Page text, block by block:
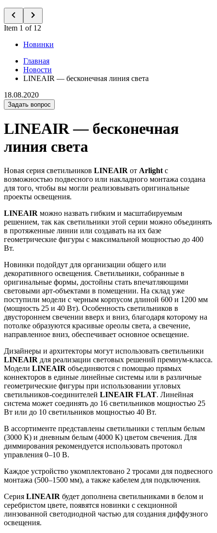
Item 1 of 12
Новинки
Главная
Новости
LINEAIR — бесконечная линия света
18.08.2020
Задать вопрос
LINEAIR — бесконечная
линия света
Новая серия светильников LINEAIR от Arlight с
возможностью подвесного или накладного монтажа создана
для того, чтобы вы могли реализовывать оригинальные
проекты освещения.
LINEAIR можно назвать гибким и масштабируемым
решением, так как светильники этой серии можно объединять
в протяженные линии или создавать на их базе
геометрические фигуры с максимальной мощностью до 400
Вт.
Новинки подойдут для организации общего или
декоративного освещения. Светильники, собранные в
оригинальные формы, достойны стать впечатляющими
световыми арт-объектами в помещении. На склад уже
поступили модели с черным корпусом длиной 600 и 1200 мм
(мощность 25 и 40 Вт). Особенность светильников в
двустороннем свечении вверх и вниз, благодаря которому на
потолке образуются красивые ореолы света, а свечение,
направленное вниз, обеспечивает основное освещение.
Дизайнеры и архитекторы могут использовать светильники
LINEAIR для реализации световых решений премиум-класса.
Модели LINEAIR объединяются с помощью прямых
коннекторов в единые линейные системы или в различные
геометрические фигуры при использовании угловых
светильников-соединителей LINEAIR FLAT. Линейная
система может соединять до 16 светильников мощностью 25
Вт или до 10 светильников мощностью 40 Вт.
В ассортименте представлены светильники с теплым белым
(3000 К) и дневным белым (4000 К) цветом свечения. Для
диммирования рекомендуется использовать протокол
управления 0–10 В.
Каждое устройство укомплектовано 2 тросами для подвесного
монтажа (500–1500 мм), а также кабелем для подключения.
Серия LINEAIR будет дополнена светильниками в белом и
серебристом цвете, появятся новинки с секционной
линзованной светодиодной частью для создания диффузного
освещения.